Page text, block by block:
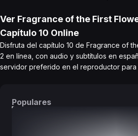
Ver Fragrance of the First
Capítulo 10 Online
Disfruta del capítulo 10 de Fragrance of
2 en línea, con audio y subtítulos en
servidor preferido en el reproductor para
Populares